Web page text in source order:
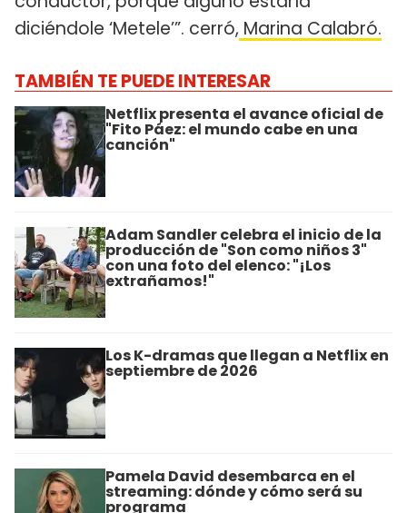
diciéndole ‘Metele’”. cerró, Marina Calabró.
TAMBIÉN TE PUEDE INTERESAR
Netflix presenta el avance oficial de
"Fito Páez: el mundo cabe en una
canción"
Adam Sandler celebra el inicio de la
producción de "Son como niños 3"
con una foto del elenco: "¡Los
extrañamos!"
Los K-dramas que llegan a Netflix en
septiembre de 2026
Pamela David desembarca en el
streaming: dónde y cómo será su
programa